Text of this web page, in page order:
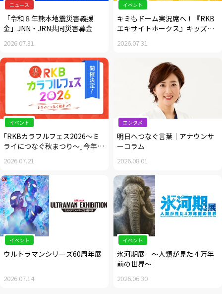
ニュース
「令和８年熊本地震災害義援
金」JNN・JRN共同災害募金
2026.07.31
イベント
キミもドーム実況席へ！『RKB
エキサイトホークス』キッズ応
2026.07.31
イベント
｢RKBカラフルフェス2026～ミ
ライにつなぐ秋まつり～｣今年も
2026.07.21
エンタメ
明日へつなぐ言葉｜アナウンサ
ーコラム
2026.08.01
イベント
ウルトラマンシリーズ60周年展
2026.07.14
イベント
氷河期展 ～人類が見た４万年
前の世界～
2026.06.30